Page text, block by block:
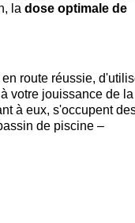
la dose optimale de
route réussie,
votre jouissance de la
à eux, s'occupent
de piscine –